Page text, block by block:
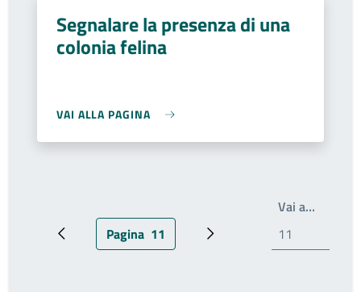
Segnalare la presenza di una
colonia felina
VAI ALLA PAGINA
Pagina precedentePagina attuale
Pagina 11 Pagina successiva
Vai a…Scrivi il